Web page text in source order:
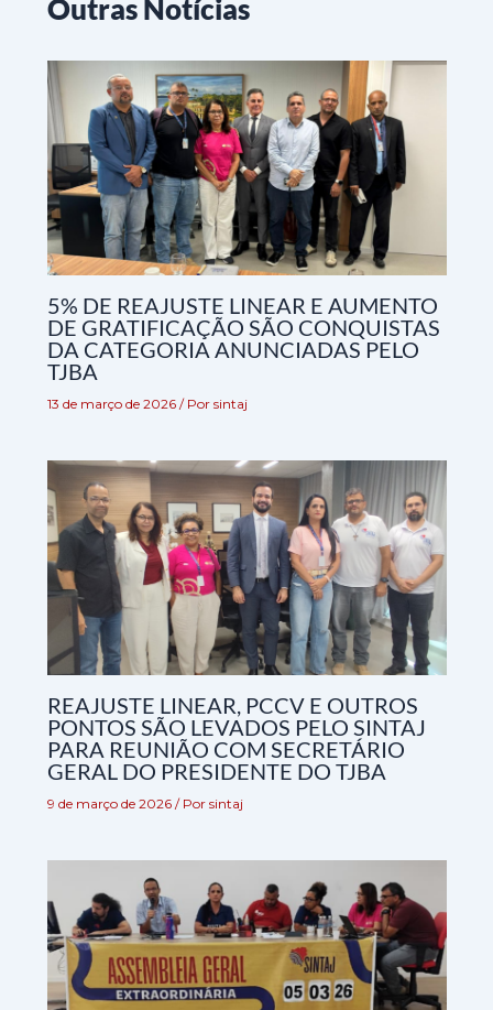
Outras Notícias
5% DE REAJUSTE LINEAR E AUMENTO
DE GRATIFICAÇÃO SÃO CONQUISTAS
DA CATEGORIA ANUNCIADAS PELO
TJBA
13 de março de 2026 / Por sintaj
REAJUSTE LINEAR, PCCV E OUTROS
PONTOS SÃO LEVADOS PELO SINTAJ
PARA REUNIÃO COM SECRETÁRIO
GERAL DO PRESIDENTE DO TJBA
9 de março de 2026 / Por sintaj